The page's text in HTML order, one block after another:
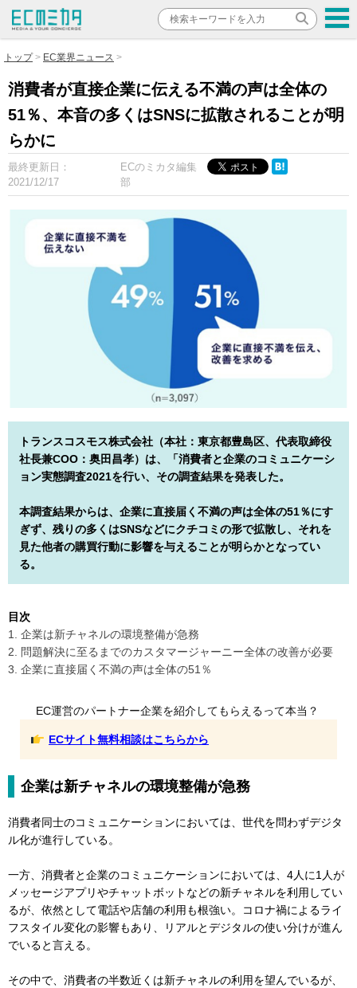
トップ EC業界ニュース
消費者が直接企業に伝える不満の声は全体の
51％、本音の多くはSNSに拡散されることが明
らかに
最終更新日：
2021/12/17
ECのミカタ編集
部
トランスコスモス株式会社（本社：東京都豊島区、代表取締役
社長兼COO：奥田昌孝）は、「消費者と企業のコミュニケーシ
ョン実態調査2021を行い、その調査結果を発表した。
本調査結果からは、企業に直接届く不満の声は全体の51％にす
ぎず、残りの多くはSNSなどにクチコミの形で拡散し、それを
見た他者の購買行動に影響を与えることが明らかとなってい
る。
目次
1. 企業は新チャネルの環境整備が急務
2. 問題解決に至るまでのカスタマージャーニー全体の改善が必要
3. 企業に直接届く不満の声は全体の51％
EC運営のパートナー企業を紹介してもらえるって本当？
ECサイト無料相談はこちらから
企業は新チャネルの環境整備が急務
消費者同士のコミュニケーションにおいては、世代を問わずデジタ
ル化が進行している。
一方、消費者と企業のコミュニケーションにおいては、4人に1人が
メッセージアプリやチャットボットなどの新チャネルを利用してい
るが、依然として電話や店舗の利用も根強い。コロナ禍によるライ
フスタイル変化の影響もあり、リアルとデジタルの使い分けが進ん
でいると言える。
その中で、消費者の半数近くは新チャネルの利用を望んでいるが、